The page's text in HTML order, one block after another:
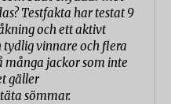
Testfakta har testat 9
och ett aktivt
tydlig vinnare och flera
många jackor som inte
gäller
sömmar.